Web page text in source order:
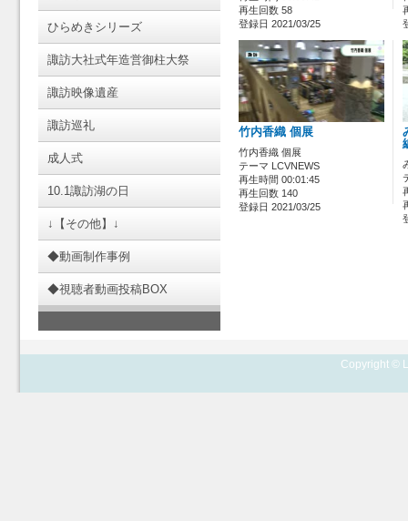
ひらめきシリーズ
諏訪大社式年造営御柱大祭
諏訪映像遺産
諏訪巡礼
成人式
10.1諏訪湖の日
↓【その他】↓
◆動画制作事例
◆視聴者動画投稿BOX
再生回数 58
登録日 2021/03/25
竹内香織 個展
竹内香織 個展
テーマ LCVNEWS
再生時間 00:01:45
再生回数 140
登録日 2021/03/25
Copyright ©